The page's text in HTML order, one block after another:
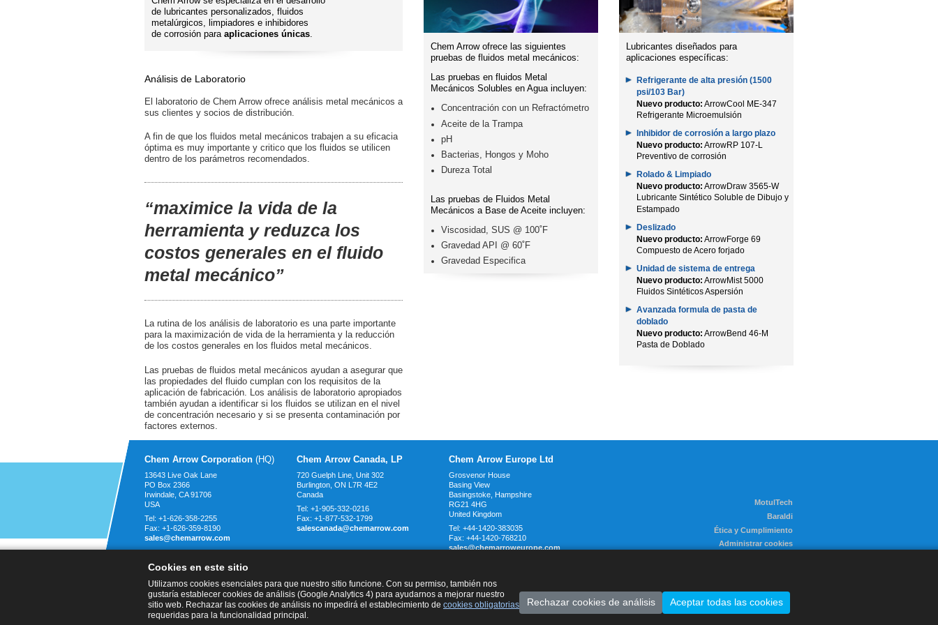
Cookies en este sitio
Utilizamos cookies esenciales para que nuestro sitio funcione. Con su permiso, también nos
gustaría establecer cookies de análisis (Google Analytics 4) para ayudarnos a mejorar nuestro
sitio web. Rechazar las cookies de análisis no impedirá el establecimiento de cookies obligatorias
requeridas para la funcionalidad principal.
Rechazar cookies de análisis Aceptar todas las cookies
de lubricantes personalizados, fluidos
metalúrgicos, limpiadores e inhibidores
de corrosión para aplicaciones únicas
Análisis de Laboratorio
El laboratorio de Chem Arrow ofrece análisis metal mecánicos a
sus clientes y socios de distribución.
A fin de que los fluidos metal mecánicos trabajen a su eficacia
óptima es muy importante y critico que los fluidos se utilicen
dentro de los parámetros recomendados.
“maximice la vida de la
herramienta y reduzca los
costos generales en el fluido
metal mecánico”
La rutina de los análisis de laboratorio es una parte importante
para la maximización de vida de la herramienta y la reducción
de los costos generales en los fluidos metal mecánicos.
Las pruebas de fluidos metal mecánicos ayudan a asegurar que
las propiedades del fluido cumplan con los requisitos de la
aplicación de fabricación. Los análisis de laboratorio apropiados
también ayudan a identificar si los fluidos se utilizan en el nivel
de concentración necesario y si se presenta contaminación por
factores externos.
Chem Arrow ofrece las siguientes
pruebas de fluidos metal mecánicos:
Las pruebas en fluidos Metal
Mecánicos Solubles en Agua incluyen:
Concentración con un Refractómetro
Aceite de la Trampa
pH
Bacterias, Hongos y Moho
Dureza Total
Las pruebas de Fluidos Metal
Mecánicos a Base de Aceite incluyen:
Viscosidad, SUS @ 100˚F
Gravedad API @ 60˚F
Gravedad Especifica
Lubricantes diseñados para
aplicaciones específicas:
Refrigerante de alta presión (1500
psi/103 Bar)
Nuevo producto: ArrowCool ME-347
Refrigerante Microemulsión
Inhibidor de corrosión a largo plazo
Nuevo producto: ArrowRP 107-L
Preventivo de corrosión
Rolado & Limpiado
Nuevo producto: ArrowDraw 3565-W
Lubricante Sintético Soluble de Dibujo y
Estampado
Deslizado
Nuevo producto: ArrowForge 69
Compuesto de Acero forjado
Unidad de sistema de entrega
Nuevo producto: ArrowMist 5000
Fluidos Sintéticos Aspersión
Avanzada formula de pasta de
doblado
Nuevo producto: ArrowBend 46-M
Pasta de Doblado
Chem Arrow Corporation (HQ)
13643 Live Oak Lane
PO Box 2366
Irwindale, CA91706
USA
Tel: +1-626-358-2255
Fax: +1-626-359-8190
sales@chemarrow.com
Chem Arrow Canada, LP
720 Guelph Line, Unit 302
Burlington, ON L7R 4E2
Canada
Tel: +1-905-332-0216
Fax: +1-877-532-1799
salescanada@chemarrow.com
Chem Arrow Europe Ltd
Grosvenor House
Basing View
Basingstoke, Hampshire
RG21 4HG
United Kingdom
Tel: +44-1420-383035
Fax: +44-1420-768210
sales@chemarroweurope.com
MotulTech
Baraldi
Ética y Cumplimiento
Administrar cookies
© 2026 Chem Arrow Corporation